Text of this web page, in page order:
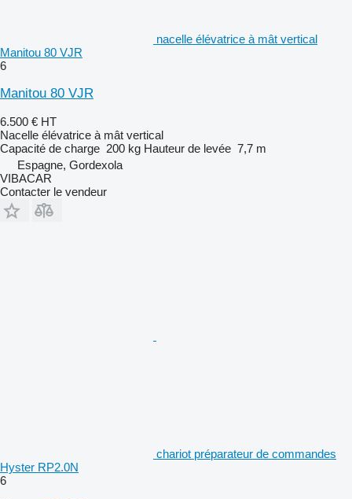
nacelle élévatrice à mât vertical
Manitou 80 VJR
6
Manitou 80 VJR
6.500 € HT
Nacelle élévatrice à mât vertical
Capacité de charge 200 kg Hauteur de levée 7,7 m
Espagne, Gordexola
VIBACAR
Contacter le vendeur
chariot préparateur de commandes
Hyster RP2.0N
6